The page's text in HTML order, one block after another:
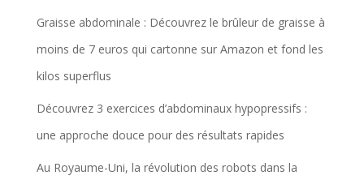
Graisse abdominale : Découvrez le brûleur de graisse à
moins de 7 euros qui cartonne sur Amazon et fond les
kilos superflus
Découvrez 3 exercices d’abdominaux hypopressifs :
une approche douce pour des résultats rapides
Au Royaume-Uni, la révolution des robots dans la